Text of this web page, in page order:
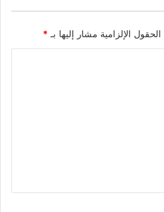
الحقول الإلزامية مشار إليها بـ *